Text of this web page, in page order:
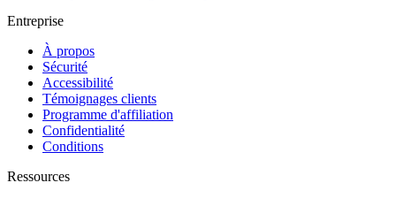
Entreprise
À propos
Sécurité
Accessibilité
Témoignages clients
Programme d'affiliation
Confidentialité
Conditions
Ressources